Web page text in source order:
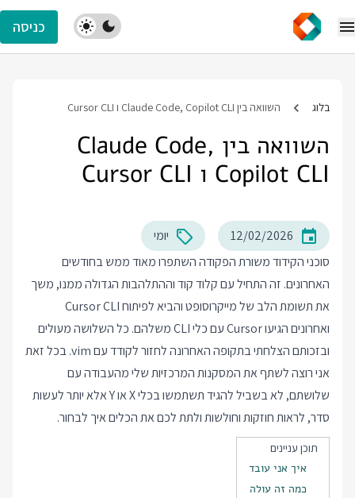
כניסה
בלוג השוואה בין Claude Code, Copilot CLI ו Cursor CLI
השוואה בין Claude Code,
Copilot CLI ו Cursor CLI
12/02/2026
יומי
סוכני הקידוד משורת הפקודה השתפרו מאוד ממש בחודשים
האחרונים. זה התחיל עם קלוד קוד וההתלהבות הגדולה ממנו, משך
את תשומת הלב של מייקרוסופט והביא לפיתוח Cursor CLI
ואחרונים הגיעו Cursor עם כלי CLI משלהם. כל השלושה מעולים
ובזכותם הצלחתי בתקופה האחרונה לחזור לקודד עם vim. בכל זאת
אני רוצה לשתף את המסקנות המרכזיות שלי מהעבודה עם
שלושתם, לא בשביל להגיד תשתמשו בכלי X או Y אלא יותר לעשות
סדר, לראות חוזקות וחולשות ולתת לכם את הכלים איך לבחור.
תוכן עניינים
איך אני עובד
כמה זה עולה